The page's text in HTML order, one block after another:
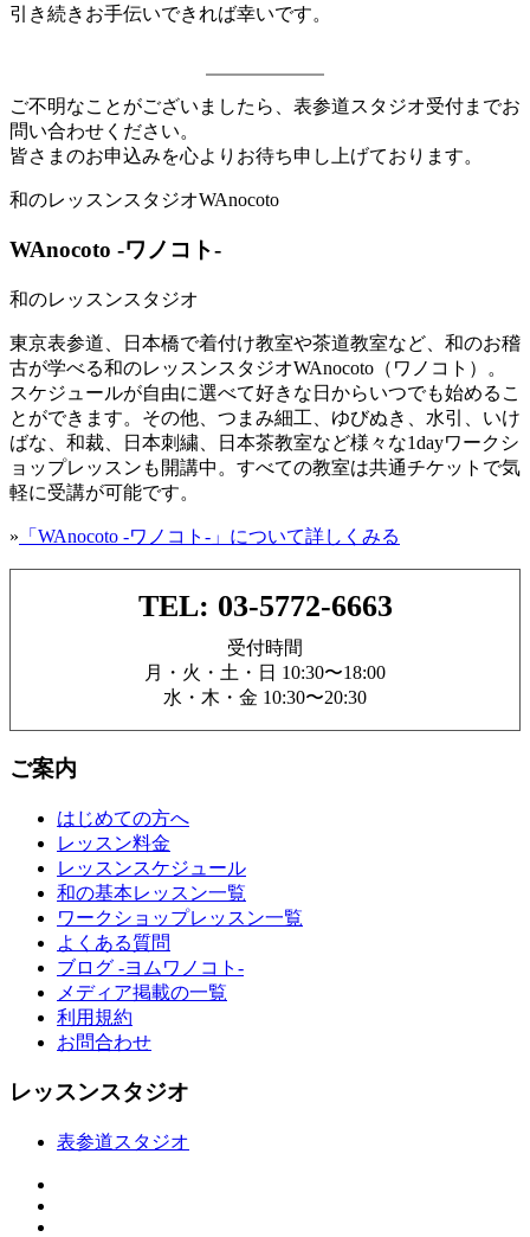
引き続きお手伝いできれば幸いです。
ご不明なことがございましたら、表参道スタジオ受付までお
問い合わせください。
皆さまのお申込みを心よりお待ち申し上げております。
和のレッスンスタジオWAnocoto
WAnocoto -ワノコト-
和のレッスンスタジオ
東京表参道、日本橋で着付け教室や茶道教室など、和のお稽
古が学べる和のレッスンスタジオWAnocoto（ワノコト）。
スケジュールが自由に選べて好きな日からいつでも始めるこ
とができます。その他、つまみ細工、ゆびぬき、水引、いけ
ばな、和裁、日本刺繍、日本茶教室など様々な1dayワークシ
ョップレッスンも開講中。すべての教室は共通チケットで気
軽に受講が可能です。
» 「WAnocoto -ワノコト-」について詳しくみる
TEL: 03-5772-6663
受付時間
月・火・土・日 10:30〜18:00
水・木・金 10:30〜20:30
ご案内
はじめての方へ
レッスン料金
レッスンスケジュール
和の基本レッスン一覧
ワークショップレッスン一覧
よくある質問
ブログ -ヨムワノコト-
メディア掲載の一覧
利用規約
お問合わせ
レッスンスタジオ
表参道スタジオ